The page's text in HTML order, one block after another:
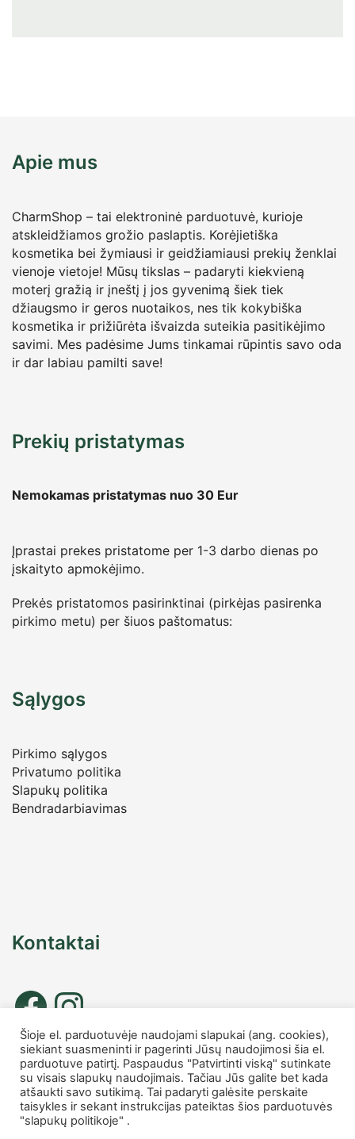
Apie mus
CharmShop – tai elektroninė parduotuvė, kurioje
atskleidžiamos grožio paslaptis. Korėjietiška
kosmetika bei žymiausi ir geidžiamiausi prekių ženklai
vienoje vietoje! Mūsų tikslas – padaryti kiekvieną
moterį gražią ir įneštį į jos gyvenimą šiek tiek
džiaugsmo ir geros nuotaikos, nes tik kokybiška
kosmetika ir prižiūrėta išvaizda suteikia pasitikėjimo
savimi. Mes padėsime Jums tinkamai rūpintis savo oda
ir dar labiau pamilti save!
Prekių pristatymas
Nemokamas pristatymas nuo 30 Eur
Įprastai prekes pristatome per 1-3 darbo dienas po
įskaityto apmokėjimo.
Prekės pristatomos pasirinktinai (pirkėjas pasirenka
pirkimo metu) per šiuos paštomatus:
Sąlygos
Pirkimo sąlygos
Privatumo politika
Slapukų politika
Bendradarbiavimas
Kontaktai
Tel. nr.: +37067677885
info@charmshop.lt
MB Charmshop
Įmonės kodas 306007816
Šioje el. parduotuvėje naudojami slapukai (ang. cookies),
siekiant suasmeninti ir pagerinti Jūsų naudojimosi šia el.
parduotuve patirtį. Paspaudus "Patvirtinti viską" sutinkate
su visais slapukų naudojimais. Tačiau Jūs galite bet kada
atšaukti savo sutikimą. Tai padaryti galėsite perskaite
taisykles ir sekant instrukcijas pateiktas šios parduotuvės
"slapukų politikoje" .